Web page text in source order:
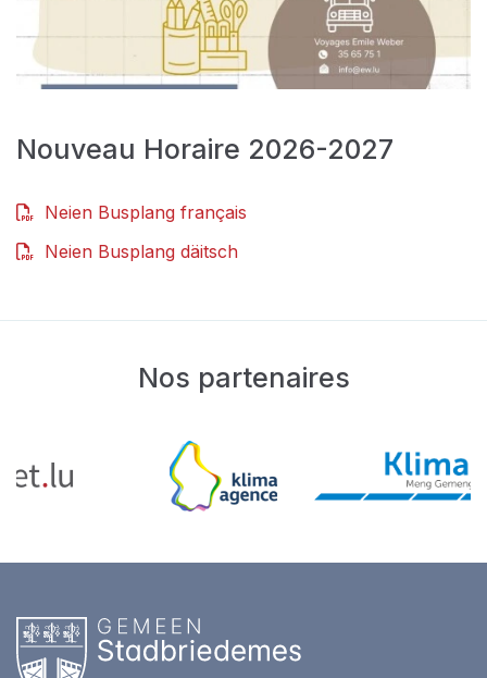
Nouveau Horaire 2026-2027
Neien Busplang français
Neien Busplang däitsch
Nos partenaires